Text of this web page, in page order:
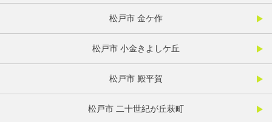
松戸市 金ケ作
松戸市 小金きよしケ丘
松戸市 殿平賀
松戸市 二十世紀が丘萩町